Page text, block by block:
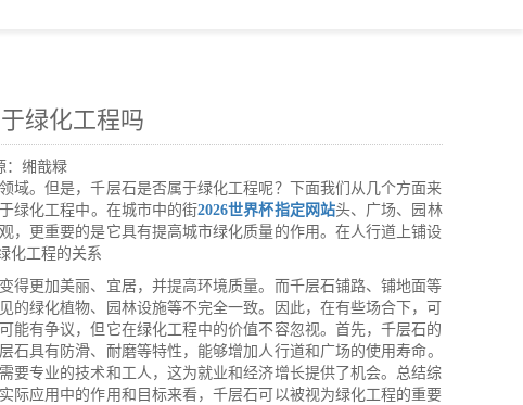
绿化工程吗
缃戠粶
域。但是，千层石是否属于绿化工程呢？下面我们从几个方面来
绿化工程中。在城市中的街2026世界杯指定网站头、广场、园林
，更重要的是它具有提高城市绿化质量的作用。在人行道上铺设
化工程的关系
得更加美丽、宜居，并提高环境质量。而千层石铺路、铺地面等
绿化植物、园林设施等不完全一致。因此，在有些场合下，可
能有争议，但它在绿化工程中的价值不容忽视。首先，千层石的
石具有防滑、耐磨等特性，能够增加人行道和广场的使用寿命。
要专业的技术和工人，这为就业和经济增长提供了机会。总结综
际应用中的作用和目标来看，千层石可以被视为绿化工程的重要